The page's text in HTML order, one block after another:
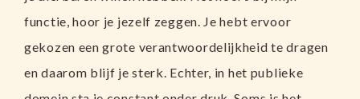
functie, hoor je jezelf zeggen. Je hebt ervoor
gekozen een grote verantwoordelijkheid te dragen
en daarom blijf je sterk. Echter, in het publieke